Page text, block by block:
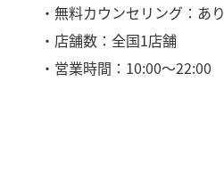
・無料カウンセリング：あり
・店舗数：全国1店舗
・営業時間：10:00～22:00